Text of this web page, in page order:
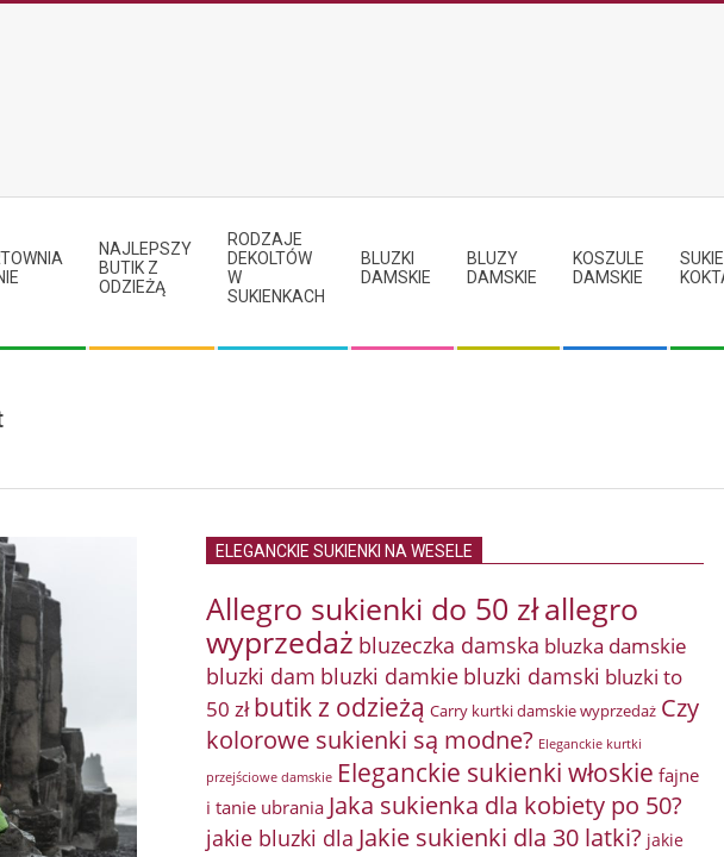
NAJLEPSZY
BUTIK Z
ODZIEŻĄ
RODZAJE
DEKOLTÓW
W
SUKIENKACH
BLUZKI
DAMSKIE
BLUZY
DAMSKIE
KOSZULE
DAMSKIE
ELEGANCKIE SUKIENKI NA WESELE
Allegro sukienki do 50 złallegro
wyprzedaż bluzeczka damska bluzka damskie
bluzki dam bluzki damkie bluzki damski bluzki to
50 zł butik z odzieżą Carry kurtki damskie wyprzedaż Czy
kolorowe sukienki są modne? Eleganckie kurtki
przejściowe damskie Eleganckie sukienki włoskie fajne
i tanie ubrania Jaka sukienka dla kobiety po 50?
jakie bluzki dla Jakie sukienki dla 30 latki? jakie